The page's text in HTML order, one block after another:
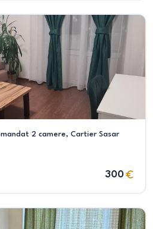
2 camere, Cartier Sasar
300